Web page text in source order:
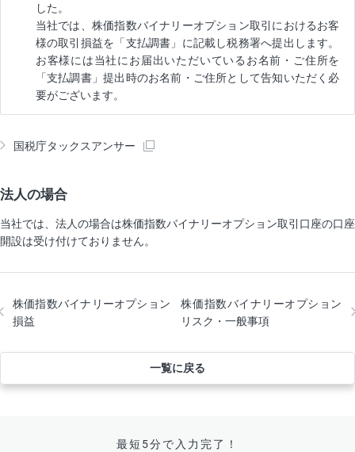
した。
当社では、株価指数バイナリーオプション取引におけるお客
様の取引損益を「支払調書」に記載し税務署へ提出します。
お客様には当社にお届出いただいているお名前・ご住所を
「支払調書」提出時のお名前・ご住所として告知いただく必
要がございます。
国税庁タックスアンサー
法人の場合
当社では、法人の場合は株価指数バイナリーオプション取引口座の口座
開設は受け付けておりません。
株価指数バイナリーオプション
損益
株価指数バイナリーオプション
リスク・一般事項
一覧に戻る
最短5分で入力完了！